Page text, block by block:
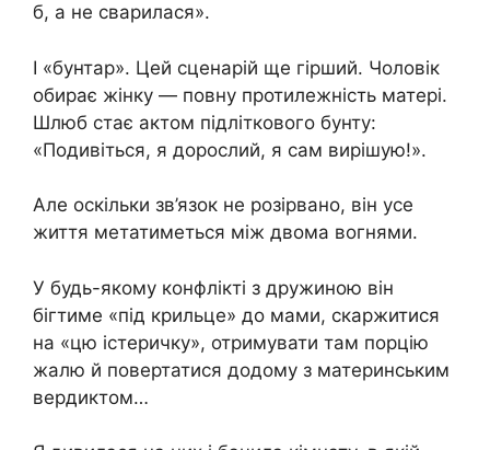
б, а не сварилася».
І «бунтар». Цей сценарій ще гірший. Чоловік
обирає жінку — повну протилежність матері.
Шлюб стає актом підліткового бунту:
«Подивіться, я дорослий, я сам вирішую!».
Але оскільки зв’язок не розірвано, він усе
життя метатиметься між двома вогнями.
У будь-якому конфлікті з дружиною він
бігтиме «під крильце» до мами, скаржитися
на «цю істеричку», отримувати там порцію
жалю й повертатися додому з материнським
вердиктом…